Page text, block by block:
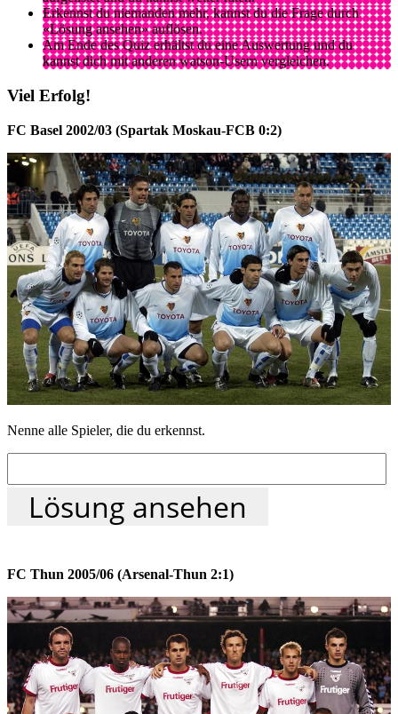
Erkennst du niemanden mehr, kannst du die Frage durch
«Lösung ansehen» auflösen.
Am Ende des Quiz erhältst du eine Auswertung und du
kannst dich mit anderen watson-Usern vergleichen.
Viel Erfolg!
FC Basel 2002/03 (Spartak Moskau-FCB 0:2)
Nenne alle Spieler, die du erkennst.
Lösung ansehen
FC Thun 2005/06 (Arsenal-Thun 2:1)